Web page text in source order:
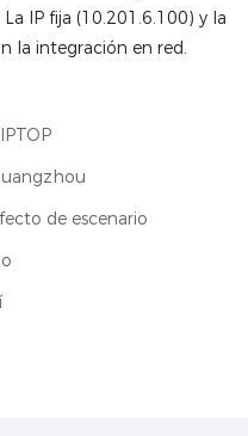
IP fija (10.201.6.100) y la
la integración en red.
de escenario